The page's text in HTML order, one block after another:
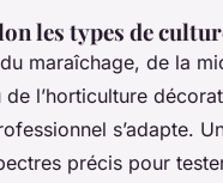
les types de
maraîchage, de la
l’horticulture
s’adapte.
précis pour